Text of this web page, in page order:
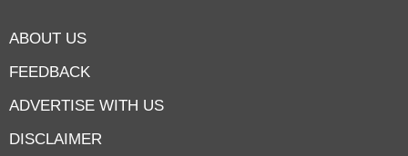
ABOUT US
FEEDBACK
ADVERTISE WITH US
DISCLAIMER